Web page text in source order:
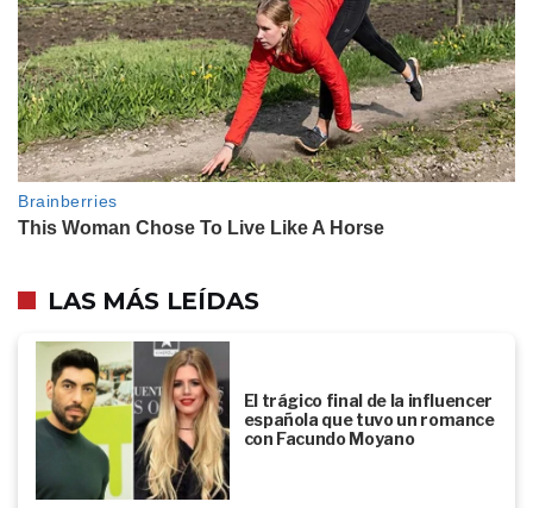
LAS MÁS LEÍDAS
El trágico final de la influencer
española que tuvo un romance
con Facundo Moyano